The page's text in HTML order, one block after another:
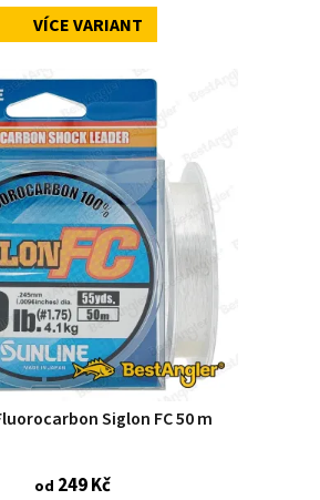
VÍCE VARIANT
Siglon FC 50 m
od 249 Kč